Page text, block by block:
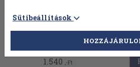
Vissza az előző oldalra
1.540 ,-Ft
Sütibeállítások